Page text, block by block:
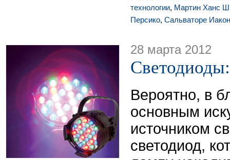
технологии, Мартин Ханс
Персико, Сальваторе
28 марта 2012
Вероятно, в
основным
источником
светодиод,